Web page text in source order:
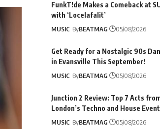
FunkT!de Makes a Comeback at
with ‘Locelafalit’
MUSIC ByBEATMAG 05/08/2026
Get Ready for a Nostalgic 90s
in Evansville This September!
MUSIC ByBEATMAG 05/08/2026
Junction 2 Review: Top 7 Acts
London’s Techno and House Event
MUSIC ByBEATMAG 05/08/2026